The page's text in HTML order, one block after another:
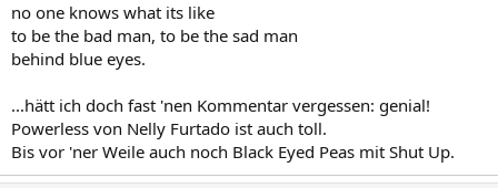
no one knows what its like
to be the bad man, to be the sad man
behind blue eyes.
...hätt ich doch fast 'nen Kommentar vergessen: genial!
Powerless von Nelly Furtado ist auch toll.
Bis vor 'ner Weile auch noch Black Eyed Peas mit Shut Up.